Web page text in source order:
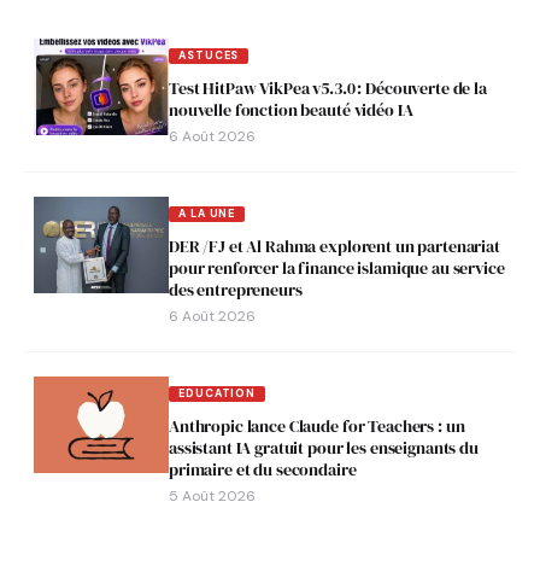
ASTUCES
Test HitPaw VikPea v5.3.0 : Découverte de la
nouvelle fonction beauté vidéo IA
6 Août 2026
A LA UNE
DER /FJ et Al Rahma explorent un partenariat
pour renforcer la finance islamique au service
des entrepreneurs
6 Août 2026
EDUCATION
Anthropic lance Claude for Teachers : un
assistant IA gratuit pour les enseignants du
primaire et du secondaire
5 Août 2026